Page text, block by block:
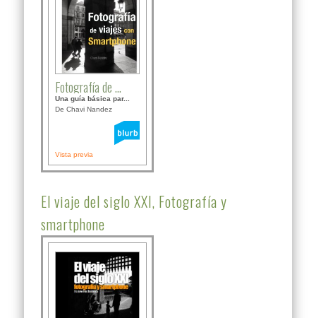
Fotografía de ...
Una guía básica par...
De Chavi Nandez
Vista previa
El viaje del siglo XXI, Fotografía y
smartphone